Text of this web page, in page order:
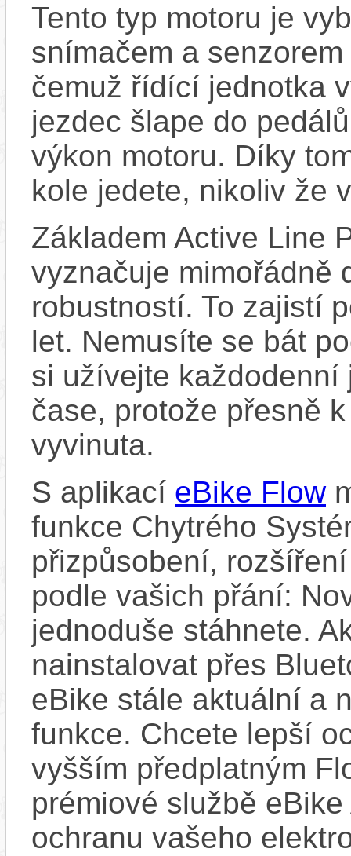
Tento typ motoru je
snímačem a
čemuž řídící jednotka
jezdec šlape do
výkon motoru. Díky
kole jedete, nikoliv že
Základem Active Line
vyznačuje mimořádně
robustností. To zajistí
let. Nemusíte se bát
si užívejte
čase, protože přesně
vyvinuta.
S aplikací eBike Flow
funkce Chytrého
přizpůsobení,
podle vašich přání:
jednoduše stáhnete.
nainstalovat přes
eBike stále aktuální a
funkce. Chcete lepší
vyšším předplatným
prémiové službě
ochranu vašeho